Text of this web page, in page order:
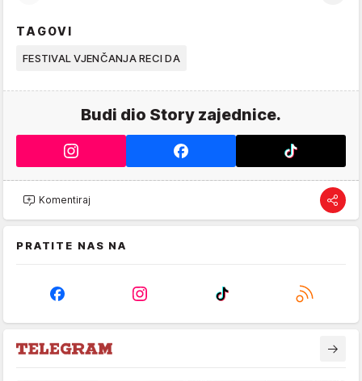
TAGOVI
FESTIVAL VJENČANJA RECI DA
Budi dio Story zajednice.
Komentiraj
PRATITE NAS NA